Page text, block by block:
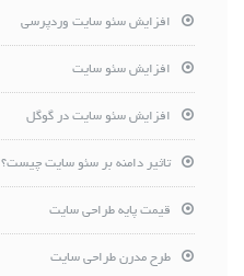
افزایش سئو سایت وردپرسی
افزایش سئو سایت
افزایش سئو سایت در گوگل
تاثیر دامنه بر سئو سایت چیست؟
قیمت پایه طراحی سایت
طرح مدرن طراحی سایت